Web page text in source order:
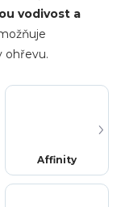
vodivost a
ohřevu.
Affinity